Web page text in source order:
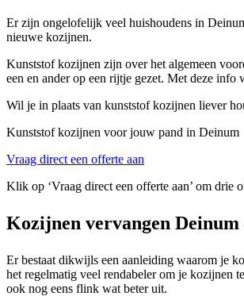
Er zijn ongelofelijk veel huishoudens in
nieuwe kozijnen.
Kunststof kozijnen zijn over het algemeen
een en ander op een rijtje gezet. Met deze info
Wil je in plaats van kunststof kozijnen liever
Kunststof kozijnen voor jouw pand in Deinum
Vraag direct een offerte aan
Klik op ‘Vraag direct een offerte aan’ om
Kozijnen vervangen
Er bestaat dikwijls een aanleiding waarom je
het regelmatig veel rendabeler om je kozijnen
ook nog eens flink wat beter uit.